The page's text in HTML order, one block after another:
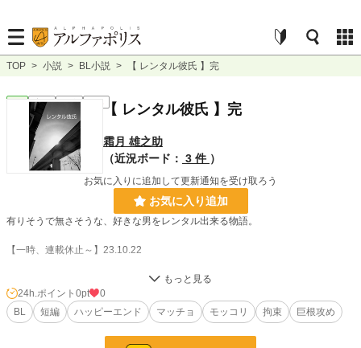
TOP > 小説 > BL小説 > 【 レンタル彼氏 】完
完結 短編 【 レンタル彼氏 】完
霜月 雄之助
（近況ボード： 3 件 ）
お気に入りに追加して更新通知を受け取ろう
お気に入り追加
有りそうで無さそうな、好きな男をレンタル出来る物語。
【一時、連載休止～】23.10.22
小説 228,848 位 / 228,848 件
31,440 位 / 31,440 件
24h.ポイント 0pt
0
BL
短編 ハッピーエンド マッチョ モッコリ 拘束 巨根攻め